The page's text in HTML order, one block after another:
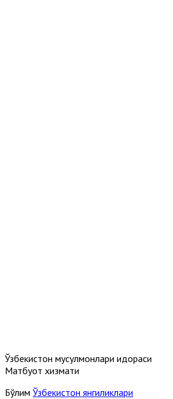
Ўзбекистон мусулмонлари идораси
Матбуот хизмати
Бўлим Ўзбекистон янгиликлари